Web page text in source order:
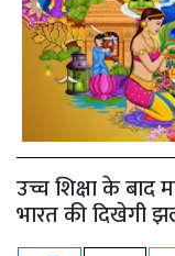
उच्च शिक्षा के बाद
भारत की दिखेगी